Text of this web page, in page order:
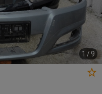
1 / 9